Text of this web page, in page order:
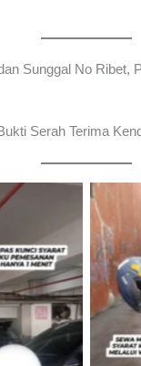
Sunggal No Ribet,
Serah Terima
P6A